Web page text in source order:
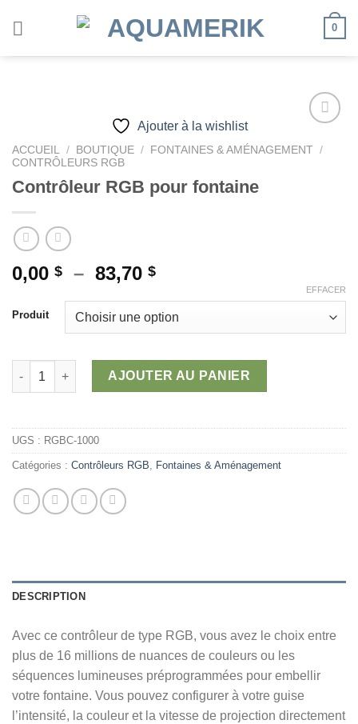
0
Ajouter à la wishlist
ACCUEIL / BOUTIQUE / FONTAINES & AMÉNAGEMENT /
CONTRÔLEURS RGB
Contrôleur RGB pour fontaine
0,00 $ – 83,70 $Plage
prix :
0,00 $
83,70 $
Produit
EFFACER
quantité de Contrôleur RGB pour fontaine
AJOUTER AU PANIER
UGS : RGBC-1000
Catégories : Contrôleurs RGB, Fontaines & Aménagement
DESCRIPTION
Avec ce contrôleur de type RGB, vous avez le choix entre
plus de 16 millions de nuances de couleurs ou les
séquences lumineuses préprogrammées pour embellir
votre fontaine. Vous pouvez configurer à votre guise
l’intensité, la couleur et la vitesse de projection directement